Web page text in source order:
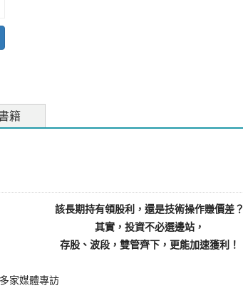
籍
該長期持有領股利，還是技術操作賺價差？
其實，投資不必選邊站，
存股、波段，雙管齊下，更能加速獲利！
家媒體專訪